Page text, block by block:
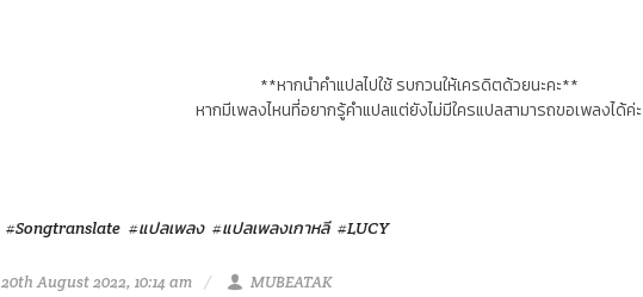
**หากนำคำแปลไปใช้ รบกวนให้เครดิตด้วยนะคะ**
หากมีเพลงไหนที่อยากรู้คำแปลแต่ยังไม่มีใครแปลสามารถขอเพลงได้ค่ะ
#Songtranslate #แปลเพลง #แปลเพลงเกาหลี #LUCY
20th August 2022, 10:14 am MUBEATAK